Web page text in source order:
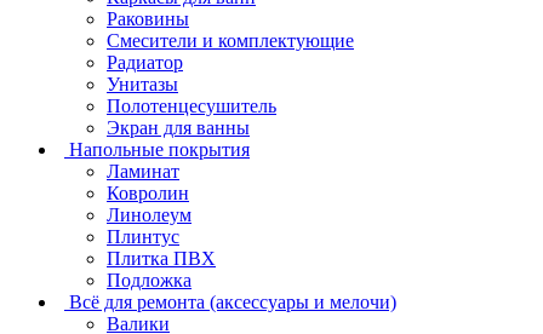
Раковины
Смесители и комплектующие
Радиатор
Унитазы
Полотенцесушитель
Экран для ванны
Напольные покрытия
Ламинат
Ковролин
Линолеум
Плинтус
Плитка ПВХ
Подложка
Всё для ремонта (аксессуары и мелочи)
Валики